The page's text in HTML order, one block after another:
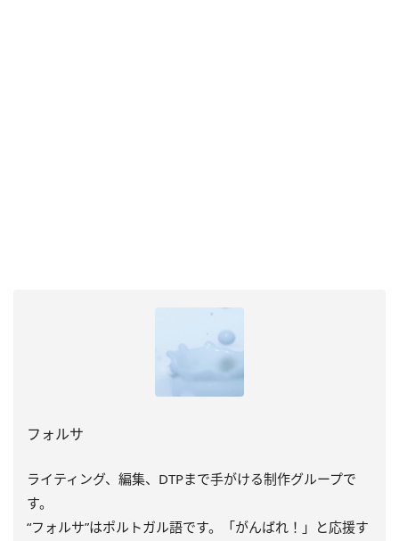
フォルサ
ライティング、編集、DTPまで手がける制作グループで
す。
“フォルサ”はポルトガル語です。「がんばれ！」と応援す